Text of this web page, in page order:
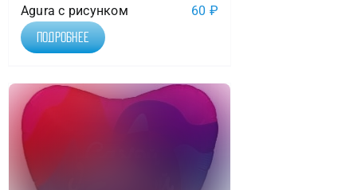
Agura с рисунком 60 ₽
Подробнее